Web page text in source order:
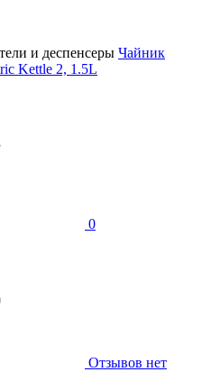
и деспенсеры Чайник
Kettle 2, 1.5L
0
Отзывов нет